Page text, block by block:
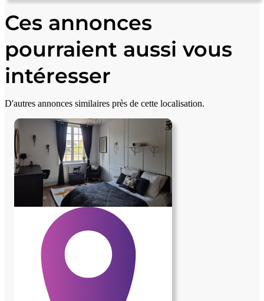
+
−
Ces annonces
pourraient aussi vous
intéresser
D'autres annonces similaires près de cette localisation.